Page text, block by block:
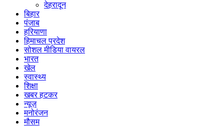
देहरादून
बिहार
पंजाब
हरियाणा
हिमाचल प्रदेश
सोशल मीडिया वायरल
भारत
खेल
स्वास्थ्य
शिक्षा
खबर हटकर
न्यूज़
मनोरंजन
मौसम